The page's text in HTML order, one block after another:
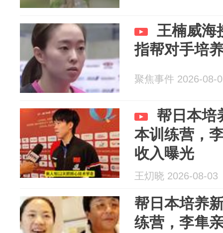
王楠威海
指帮对手培
聚焦事件 2026-08-
帮日本培
本训练营，
收入曝光
王灱晓 2026-08-03
帮日本培养
练营，李隼